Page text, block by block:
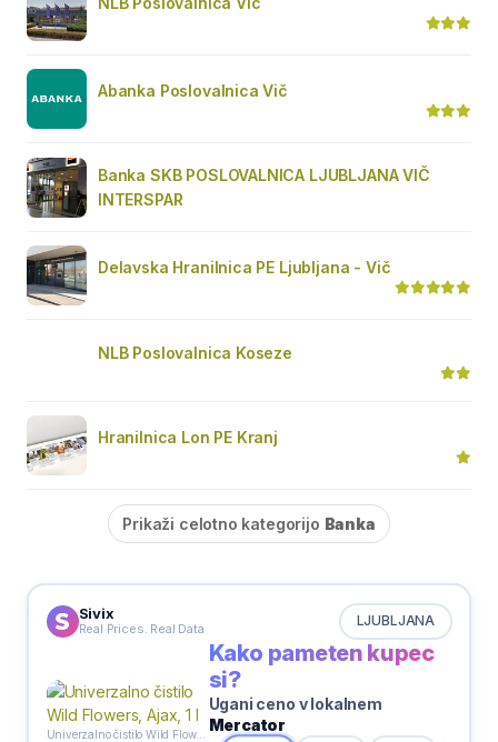
Abanka Poslovalnica Vič
Banka SKB POSLOVALNICA LJUBLJANA VIČ
INTERSPAR
Delavska Hranilnica PE Ljubljana - Vič
NLB Poslovalnica Koseze
Hranilnica Lon PE Kranj
Prikaži celotno kategorijo Banka
Sivix
Real Prices. Real Data LJUBLJANA
Univerzalno čistilo Wild Flowers, Ajax, 1 l
Kako pameten kupec
si?
Ugani ceno v lokalnem
Mercator